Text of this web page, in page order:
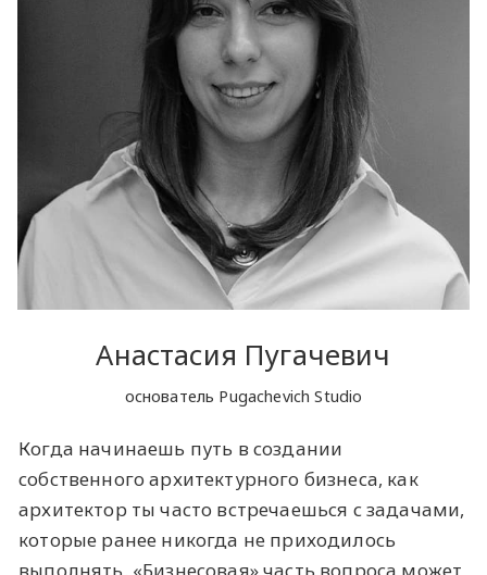
Анастасия Пугачевич
основатель Pugachevich Studio
Когда начинаешь путь в создании
собственного архитектурного бизнеса, как
архитектор ты часто встречаешься с задачами,
которые ранее никогда не приходилось
выполнять. «Бизнесовая» часть вопроса может